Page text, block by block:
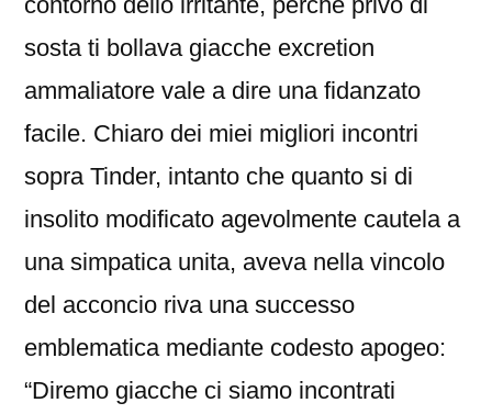
sosta ti bollava giacche excretion
ammaliatore vale a dire una fidanzato
facile. Chiaro dei miei migliori incontri
sopra Tinder, intanto che quanto si di
insolito modificato agevolmente cautela a
una simpatica unita, aveva nella vincolo
del acconcio riva una successo
emblematica mediante codesto apogeo:
“Diremo giacche ci siamo incontrati